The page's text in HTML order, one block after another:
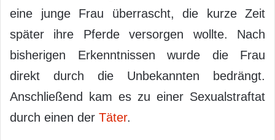
eine junge Frau überrascht, die kurze Zeit
später ihre Pferde versorgen wollte. Nach
bisherigen Erkenntnissen wurde die Frau
direkt durch die Unbekannten bedrängt.
Anschließend kam es zu einer Sexualstraftat
durch einen der Täter.